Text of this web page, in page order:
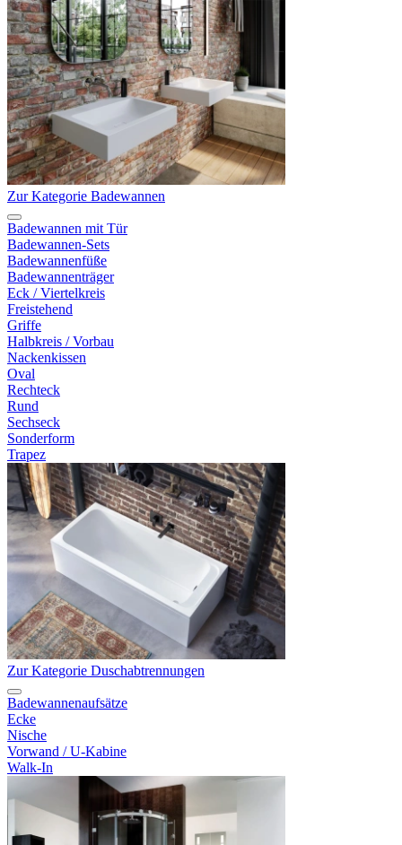
Zur Kategorie Badewannen
Badewannen mit Tür
Badewannen-Sets
Badewannenfüße
Badewannenträger
Eck / Viertelkreis
Freistehend
Griffe
Halbkreis / Vorbau
Nackenkissen
Oval
Rechteck
Rund
Sechseck
Sonderform
Trapez
Zur Kategorie Duschabtrennungen
Badewannenaufsätze
Ecke
Nische
Vorwand / U-Kabine
Walk-In